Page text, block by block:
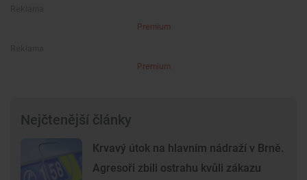
Premium
Premium
Nejčtenější články
Krvavý útok na hlavním nádraží v Brně.
Agresoři zbili ostrahu kvůli zákazu